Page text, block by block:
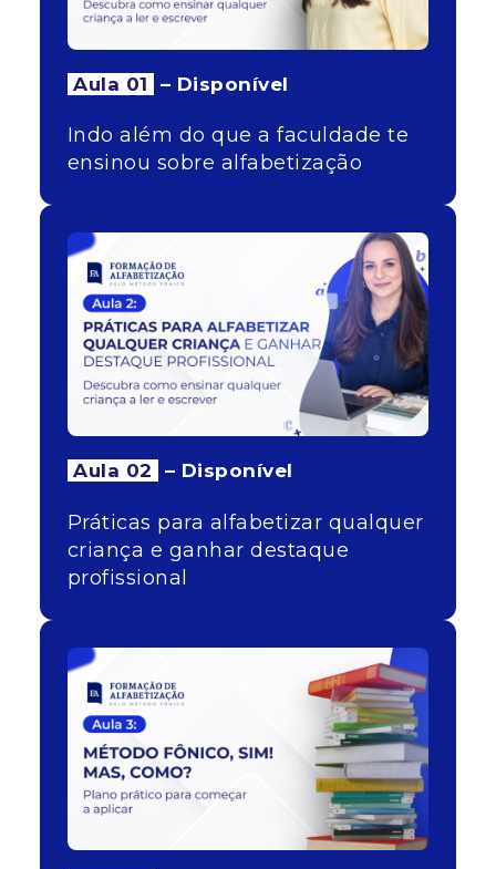
Aula 01 – Disponível
Indo além do que a faculdade te
ensinou sobre alfabetização
Aula 02 – Disponível
Práticas para alfabetizar qualquer
criança e ganhar destaque
profissional